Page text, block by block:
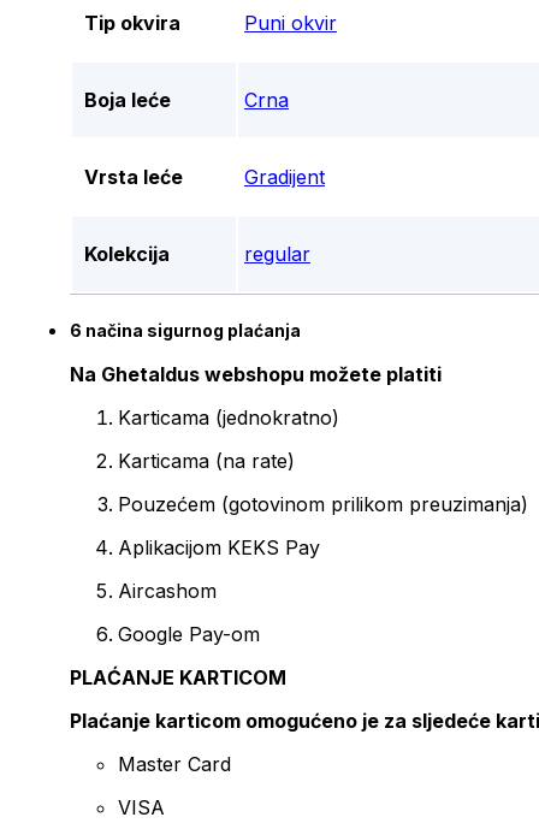
Tip okvira Puni okvir
Boja leće Crna
Vrsta leće Gradijent
Kolekcija regular
6 načina sigurnog plaćanja
Na Ghetaldus webshopu možete platiti
Karticama (jednokratno)
Karticama (na rate)
Pouzećem (gotovinom prilikom preuzimanja)
Aplikacijom KEKS Pay
Aircashom
Google Pay-om
PLAĆANJE KARTICOM
Plaćanje karticom omogućeno je za sljedeće
Master Card
VISA